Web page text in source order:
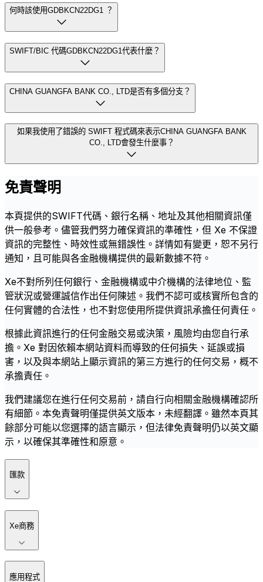
何時該使用GDBKCN22DG1 ？
SWIFT/BIC 代碼GDBKCN22DG1代表什麼？
CHINA GUANGFA BANK CO., LTD是否有多個分支？
如果我使用了錯誤的 SWIFT 程式碼來表示CHINA GUANGFA BANK
CO., LTD會發生什麼事？
免責聲明
本頁提供的SWIFT代碼、銀行名稱、地址及其他相關資訊僅
供一般參考。儘管我們努力確保資訊的準確性，但 Xe 不保證
資訊的完整性、時效性或無錯誤性。詳情如有變更，恕不另行
通知，且可能與各金融機構提供的最新數據不符。
Xe不對所列任何銀行、金融機構或中介機構的法律地位、監
管狀況或營運誠信作出任何陳述。我們不認可或核實所包含的
任何實體的合法性，也不對您使用所提供資訊承擔任何責任。
根據此資訊進行的任何金融交易或決策，風險均由您自行承
擔。Xe 對因依賴本網站資料而導致的任何損失、延誤或損
害，以及與本網站上顯示資訊的第三方進行的任何交易，概不
承擔責任。
我們建議您在進行任何交易前，請自行向相關金融機構確認所
有細節。本免責聲明僅提供英文版本，未經翻譯。雖然本頁其
餘部分可能以您選擇的語言顯示，但法律免責聲明仍以英文顯
示，以確保其準確性和原意。
匯款
Xe商務
應用程式